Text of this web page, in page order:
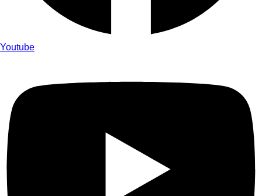
Youtube